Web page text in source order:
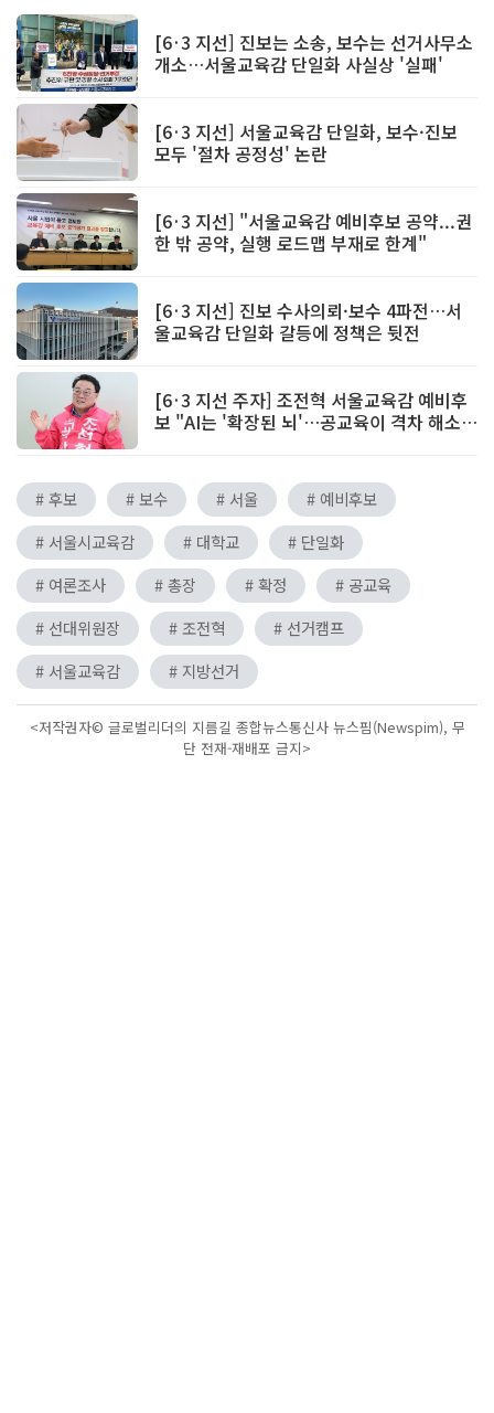
[6·3 지선] 진보는 소송, 보수는 선거사무소
개소…서울교육감 단일화 사실상 '실패'
[6·3 지선] 서울교육감 단일화, 보수·진보
모두 '절차 공정성' 논란
[6·3 지선] "서울교육감 예비후보 공약...권
한 밖 공약, 실행 로드맵 부재로 한계"
[6·3 지선] 진보 수사의뢰·보수 4파전…서
울교육감 단일화 갈등에 정책은 뒷전
[6·3 지선 주자] 조전혁 서울교육감 예비후
보 "AI는 '확장된 뇌'…공교육이 격차 해소해
# 후보 # 보수 # 서울
# 예비후보
# 서울시교육감
# 대학교
# 단일화
# 여론조사
# 총장 # 확정
# 공교육
# 선대위원장
# 조전혁
# 선거캠프
# 서울교육감
# 지방선거
<저작권자© 글로벌리더의 지름길 종합뉴스통신사 뉴스핌(Newspim), 무
단 전재-재배포 금지>